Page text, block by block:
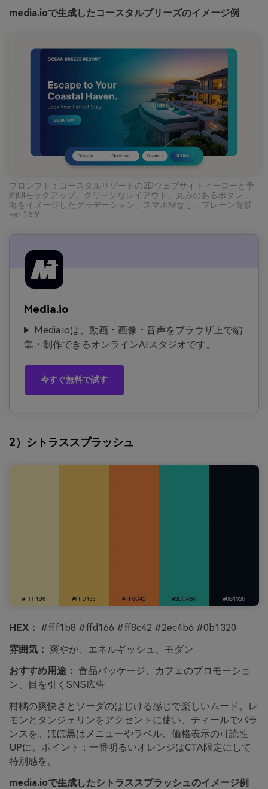
media.ioで生成したコースタルブリーズのイメージ例
プロンプト：コースタルリゾートの2Dウェブサイトヒーローと予
約UIモックアップ。クリーンなレイアウト、丸みのあるボタン、
海をイメージしたグラデーション、スマホ枠なし、プレーン背景 -
-ar 16:9
Media.io
Media.ioは、動画・画像・音声をブラウザ上で編
集・制作できるオンラインAIスタジオです。
今すぐ無料で試す
2）シトラススプラッシュ
HEX： #fff1b8 #ffd166 #ff8c42 #2ec4b6 #0b1320
雰囲気： 爽やか、エネルギッシュ、モダン
おすすめ用途： 食品パッケージ、カフェのプロモーショ
ン、目を引くSNS広告
柑橘の爽快さとソーダのはじける感じで楽しいムード。レ
モンとタンジェリンをアクセントに使い、ティールでバラ
ンスを。ほぼ黒はメニューやラベル、価格表示の可読性
UPに。ポイント：一番明るいオレンジはCTA限定にして
特別感を。
media.ioで生成したシトラススプラッシュのイメージ例